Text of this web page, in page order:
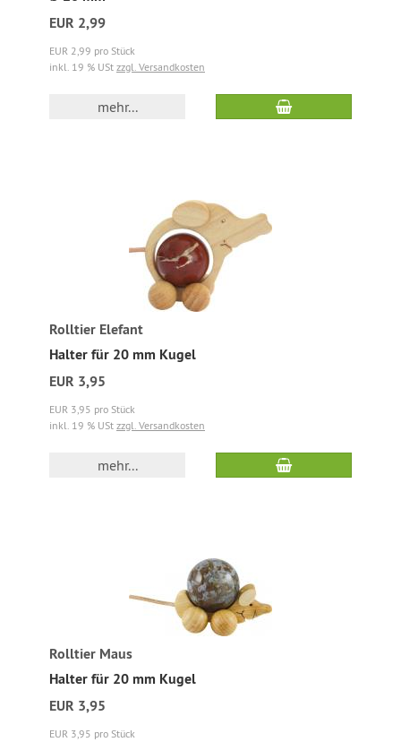
EUR 2,99
EUR 2,99 pro Stück
inkl. 19 % USt zzgl. Versandkosten
mehr...
Rolltier Elefant
Halter für 20 mm Kugel
EUR 3,95
EUR 3,95 pro Stück
inkl. 19 % USt zzgl. Versandkosten
mehr...
Rolltier Maus
Halter für 20 mm Kugel
EUR 3,95
EUR 3,95 pro Stück